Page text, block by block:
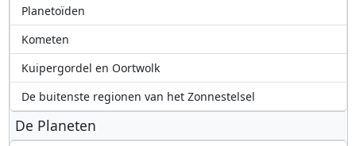
Planetoïden
Kometen
Kuipergordel en Oortwolk
De buitenste regionen van het Zonnestelsel
De Planeten